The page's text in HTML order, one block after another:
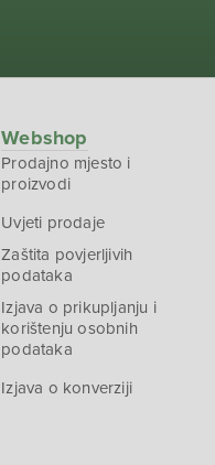
Webshop
Prodajno mjesto i
proizvodi
Uvjeti prodaje
Zaštita povjerljivih
podataka
Izjava o prikupljanju i
korištenju osobnih
podataka
Izjava o konverziji